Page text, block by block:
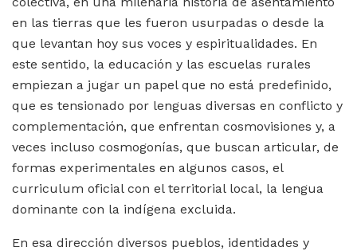
en las tierras que les fueron usurpadas o desde la
que levantan hoy sus voces y espiritualidades. En
este sentido, la educación y las escuelas rurales
empiezan a jugar un papel que no está predefinido,
que es tensionado por lenguas diversas en conflicto y
complementación, que enfrentan cosmovisiones y, a
veces incluso cosmogonías, que buscan articular, de
formas experimentales en algunos casos, el
curriculum oficial con el territorial local, la lengua
dominante con la indígena excluida.
En esa dirección diversos pueblos, identidades y